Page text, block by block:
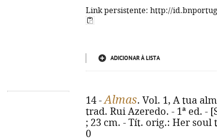
Link persistente: http://
ADICIONAR À LISTA
14 -Almas. Vol. 1, A tua
trad. Rui Azeredo. - 1ª ed. -
; 23 cm. - Tít. orig.: Her soul
0